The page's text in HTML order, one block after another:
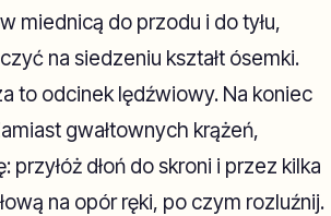
miednicą do przodu i do tyłu,
na siedzeniu kształt ósemki.
to odcinek lędźwiowy. Na koniec
gwałtownych krążeń,
przyłóż dłoń do skroni i przez kilka
na opór ręki, po czym rozluźnij.